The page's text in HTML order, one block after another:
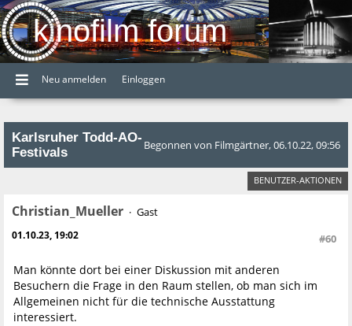
kinofilm forum
Neu anmelden Einloggen
Karlsruher Todd-AO-
Festivals
Begonnen von Filmgärtner, 06.10.22, 09:56
BENUTZER-AKTIONEN
Christian_Mueller Gast
01.10.23, 19:02 #60
Man könnte dort bei einer Diskussion mit anderen
Besuchern die Frage in den Raum stellen, ob man sich im
Allgemeinen nicht für die technische Ausstattung
interessiert.